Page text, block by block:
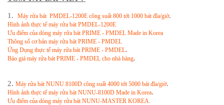
1. Máy rửa bát PMDEL-1200E công suất 800 tới 1000 bát đĩa/giờ.
Hình ảnh thực tế máy rửa bát PMDEL-1200E
Ưu điểm của dòng máy rửa bát PRIME - PMDEL Made in Korea
Thông số cơ bản máy rửa bát PRIME - PMDEL
Ứng Dụng thực tế máy rửa bát PRIME - PMDEL.
Báo giá máy rửa bát PRIME - PMDEL cho nhà hàng.
2. Máy rửa bát NUNU 8100D công suất 4000 tới 5000 bát đĩa/giờ.
Hình ảnh thực tế máy rửa bát NUNU-8100D Made in Korea.
Ưu điểm của dòng máy rửa bát NUNU-MASTER KOREA.